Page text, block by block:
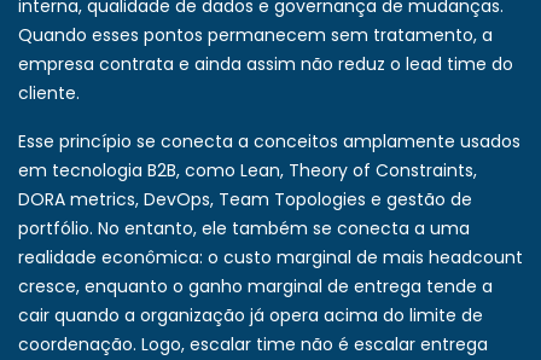
interna, qualidade de dados e governança de mudanças.
Quando esses pontos permanecem sem tratamento, a
empresa contrata e ainda assim não reduz o lead time do
cliente.
Esse princípio se conecta a conceitos amplamente usados
em tecnologia B2B, como Lean, Theory of Constraints,
DORA metrics, DevOps, Team Topologies e gestão de
portfólio. No entanto, ele também se conecta a uma
realidade econômica: o custo marginal de mais headcount
cresce, enquanto o ganho marginal de entrega tende a
cair quando a organização já opera acima do limite de
coordenação. Logo, escalar time não é escalar entrega